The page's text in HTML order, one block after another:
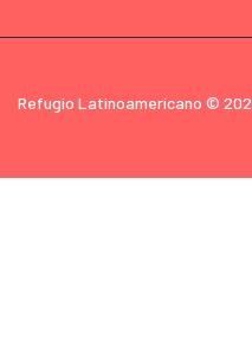
Refugio Latinoamericano ©